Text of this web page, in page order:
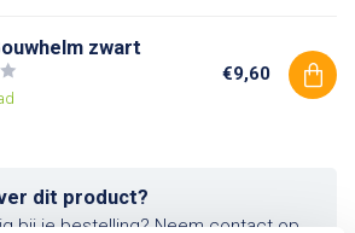
zwart
€9,60
dit product?
bij je bestelling? Neem contact op